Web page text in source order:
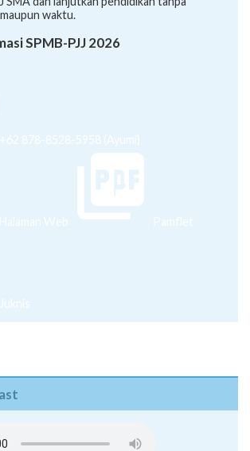
SMA dan lanjutkan pendidikan tanpa
waktu.
SPMB-PJJ 2026
+62 878-8528-5958 (Ayumi)
Halaman Web Pamflet
Juknis